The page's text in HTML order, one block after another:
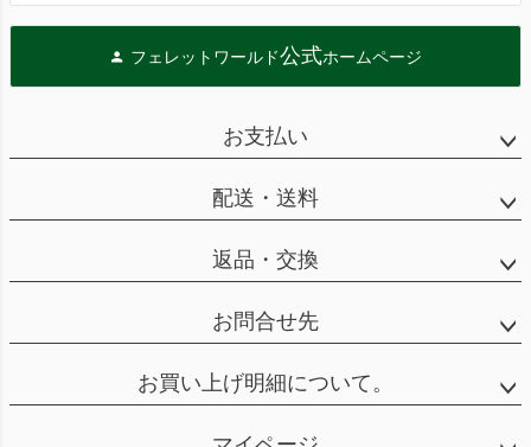
フェレットワールド公式ホームページ
お支払い
配送・送料
返品・交換
お問合せ先
お買い上げ明細について。